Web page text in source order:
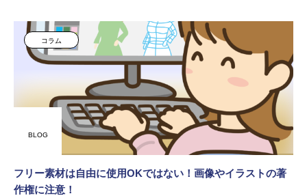
コラム
BLOG
フリー素材は自由に使用OKではない！画像やイラストの著
作権に注意！